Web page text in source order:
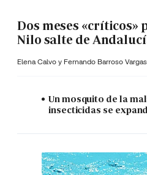
Dos meses «críticos»
Nilo salte de
Elena Calvo y Fernando Barroso Vargas
Un mosquito de la
insecticidas se